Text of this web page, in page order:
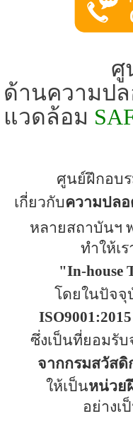
ศู
ด้านความป
แวดล้อม
ศูนย์ฝึกอบ
เกี่ยวกับความปล
หลายสถาบันฯ
ทำให้เ
"In-house
โดยในปัจจุ
ISO9001:2015
ซึ่งเป็นที่ยอมรับ
จากกรมสวัสดิ
ให้เป็นหน่วย
อย่างเ